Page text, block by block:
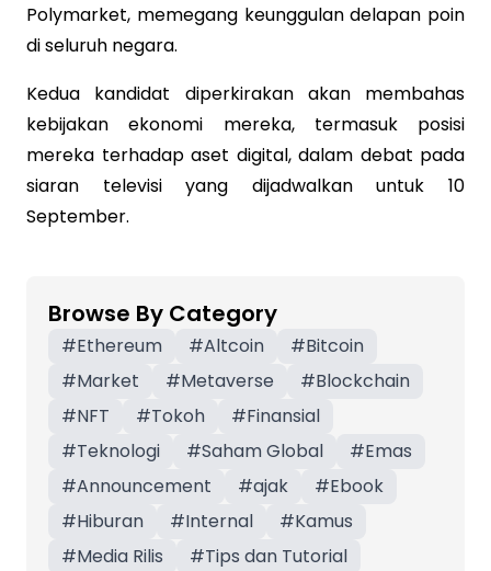
Polymarket, memegang keunggulan delapan poin
di seluruh negara.
Kedua kandidat diperkirakan akan membahas
kebijakan ekonomi mereka, termasuk posisi
mereka terhadap aset digital, dalam debat pada
siaran televisi yang dijadwalkan untuk 10
September.
Browse By Category
#Ethereum #Altcoin #Bitcoin
#Market #Metaverse #Blockchain
#NFT #Tokoh #Finansial
#Teknologi #Saham Global #Emas
#Announcement #ajak #Ebook
#Hiburan #Internal #Kamus
#Media Rilis #Tips dan Tutorial